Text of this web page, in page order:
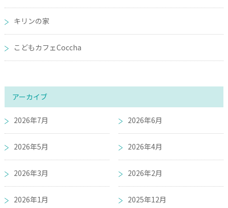
キリンの家
こどもカフェCoccha
アーカイブ
2026年7月 2026年6月
2026年5月 2026年4月
2026年3月 2026年2月
2026年1月 2025年12月